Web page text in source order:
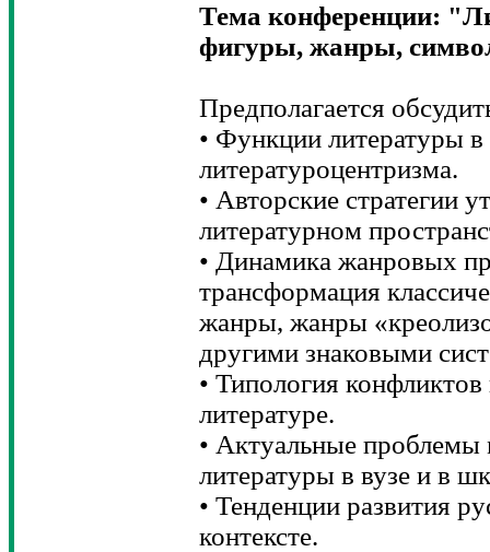
Тема конференции:
фигуры, жанры,
Предполагается
• Функции литературы в
литературоцентризма.
• Авторские стратегии
литературном
• Динамика жанровых
трансформация
жанры, жанры
другими знаковыми
• Типология
литературе.
• Актуальные проблемы
литературы в вузе и в
• Тенденции развития
контексте.